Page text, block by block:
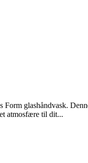
glashåndvask.
atmosfære til dit...